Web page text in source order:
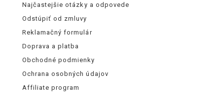
Najčastejšie otázky a odpovede
Odstúpiť od zmluvy
Reklamačný formulár
Doprava a platba
Obchodné podmienky
Ochrana osobných údajov
Affiliate program